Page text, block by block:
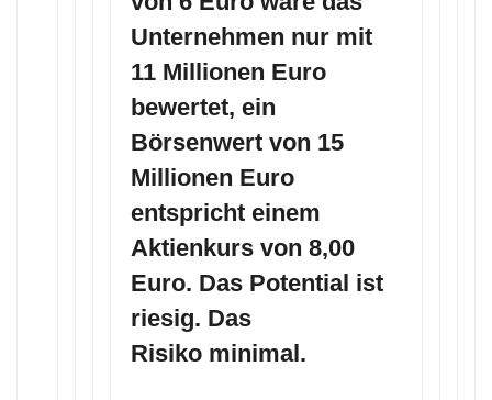
Unternehmen nur mit
11 Millionen Euro
bewertet, ein
Börsenwert von 15
Millionen Euro
entspricht einem
Aktienkurs von 8,00
Euro. Das Potential ist
riesig. Das
Risiko minimal.